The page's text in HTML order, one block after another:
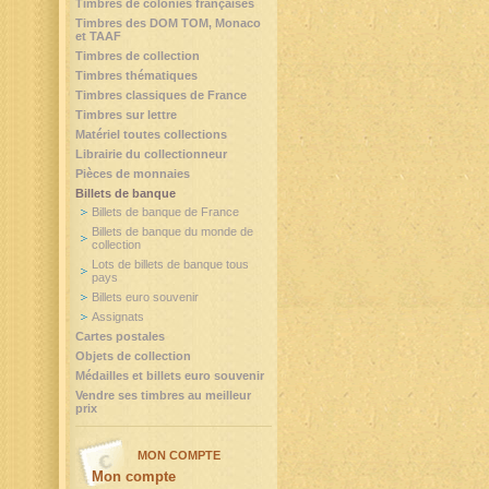
Timbres de colonies françaises
Timbres des DOM TOM, Monaco
et TAAF
Timbres de collection
Timbres thématiques
Timbres classiques de France
Timbres sur lettre
Matériel toutes collections
Librairie du collectionneur
Pièces de monnaies
Billets de banque
Billets de banque de France
Billets de banque du monde de
collection
Lots de billets de banque tous
pays
Billets euro souvenir
Assignats
Cartes postales
Objets de collection
Médailles et billets euro souvenir
Vendre ses timbres au meilleur
prix
MON COMPTE
Mon compte